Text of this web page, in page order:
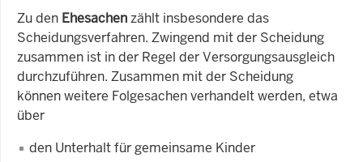
Zu den Ehesachenzählt insbesondere das
Scheidungsverfahren. Zwingend mit der Scheidung
zusammen ist in der Regel der Versorgungsausgleich
durchzuführen. Zusammen mit der Scheidung
können weitere Folgesachen verhandelt werden, etwa
über
den Unterhalt für gemeinsame Kinder